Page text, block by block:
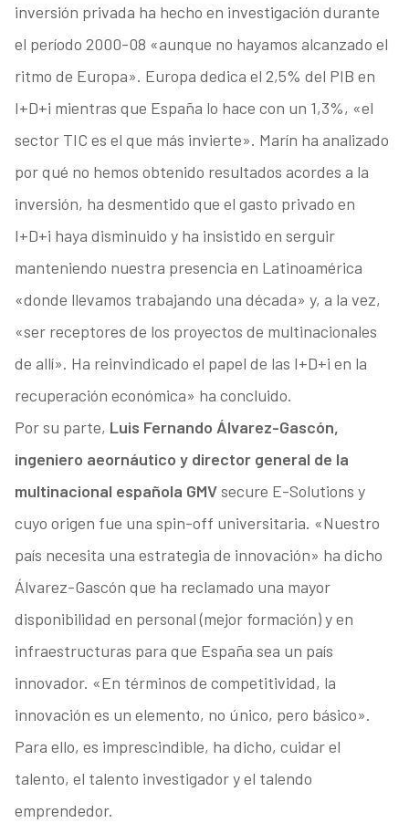
inversión privada ha hecho en investigación durante
el período 2000-08 «aunque no hayamos alcanzado el
ritmo de Europa». Europa dedica el 2,5% del PIB en
I+D+i mientras que España lo hace con un 1,3%, «el
sector TIC es el que más invierte». Marín ha analizado
por qué no hemos obtenido resultados acordes a la
inversión, ha desmentido que el gasto privado en
I+D+i haya disminuido y ha insistido en serguir
manteniendo nuestra presencia en Latinoamérica
«donde llevamos trabajando una década» y, a la vez,
«ser receptores de los proyectos de multinacionales
de allí». Ha reinvindicado el papel de las I+D+i en la
recuperación económica» ha concluido.
Por su parte, Luis Fernando Álvarez-Gascón,
ingeniero aeornáutico y director general de la
multinacional española GMVsecure E-Solutions y
cuyo origen fue una spin-off universitaria. «Nuestro
país necesita una estrategia de innovación» ha dicho
Álvarez-Gascón que ha reclamado una mayor
disponibilidad en personal (mejor formación) y en
infraestructuras para que España sea un país
innovador. «En términos de competitividad, la
innovación es un elemento, no único, pero básico».
Para ello, es imprescindible, ha dicho, cuidar el
talento, el talento investigador y el talendo
emprendedor.